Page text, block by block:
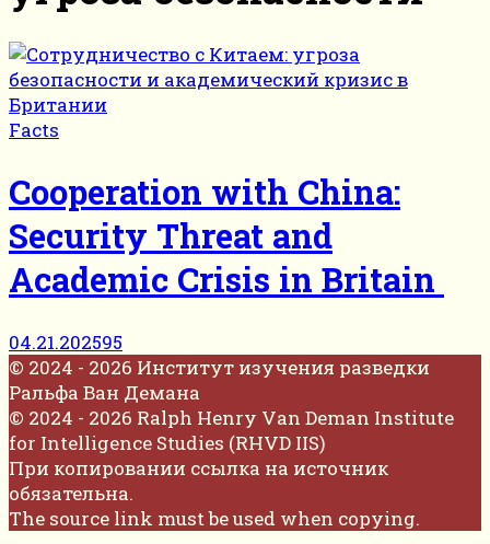
Facts
Cooperation with China:
Security Threat and
Academic Crisis in Britain
04.21.202595
© 2024 - 2026 Институт изучения разведки
Ральфа Ван Демана
© 2024 - 2026 Ralph Henry Van Deman Institute
for Intelligence Studies (RHVD IIS)
При копировании ссылка на источник
обязательна.
The source link must be used when copying.